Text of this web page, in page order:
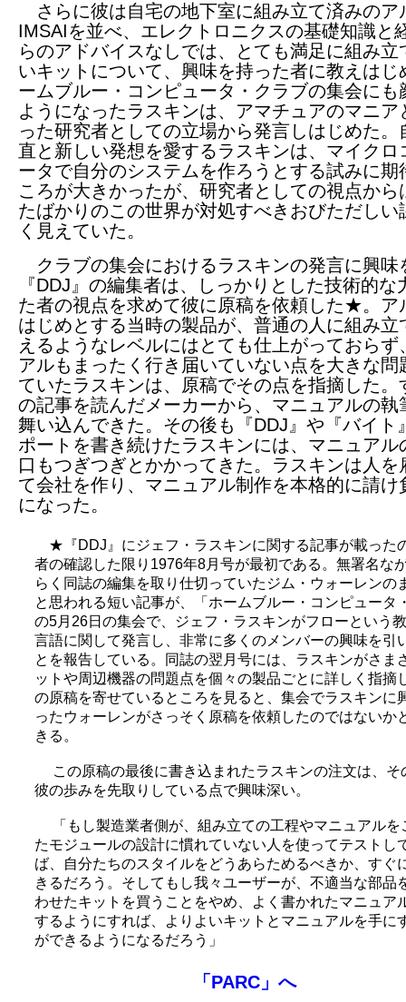
さらに彼は自宅の地下室に組み立て済みのア
IMSAIを並べ、エレクトロニクスの基礎知識と
らのアドバイスなしでは、とても満足に組み立
いキットについて、興味を持った者に教えはじ
ームブルー・コンピュータ・クラブの集会にも
ようになったラスキンは、アマチュアのマニア
った研究者としての立場から発言しはじめた。
直と新しい発想を愛するラスキンは、マイクロ
ータで自分のシステムを作ろうとする試みに期
ころが大きかったが、研究者としての視点から
たばかりのこの世界が対処すべきおびただしい
く見えていた。
クラブの集会におけるラスキンの発言に興味
『DDJ』の編集者は、しっかりとした技術的な
た者の視点を求めて彼に原稿を依頼した★。ア
はじめとする当時の製品が、普通の人に組み立
えるようなレベルにはとても仕上がっておらず
アルもまったく行き届いていない点を大きな問
ていたラスキンは、原稿でその点を指摘した。
の記事を読んだメーカーから、マニュアルの執
舞い込んできた。その後も『DDJ』や『バイト
ポートを書き続けたラスキンには、マニュアル
口もつぎつぎとかかってきた。ラスキンは人を
て会社を作り、マニュアル制作を本格的に請け
になった。
★『DDJ』にジェフ・ラスキンに関する記事が載った
者の確認した限り1976年8月号が最初である。無署名な
らく同誌の編集を取り仕切っていたジム・ウォーレンの
と思われる短い記事が、「ホームブルー・コンピュータ
の5月26日の集会で、ジェフ・ラスキンがフローという
言語に関して発言し、非常に多くのメンバーの興味を引
とを報告している。同誌の翌月号には、ラスキンがさま
ットや周辺機器の問題点を個々の製品ごとに詳しく指摘
の原稿を寄せているところを見ると、集会でラスキンに
ったウォーレンがさっそく原稿を依頼したのではないか
きる。
この原稿の最後に書き込まれたラスキンの注文は、そ
彼の歩みを先取りしている点で興味深い。
「もし製造業者側が、組み立ての工程やマニュアルを
たモジュールの設計に慣れていない人を使ってテストし
ば、自分たちのスタイルをどうあらためるべきか、すぐ
きるだろう。そしてもし我々ユーザーが、不適当な部品
わせたキットを買うことをやめ、よく書かれたマニュア
するようにすれば、よりよいキットとマニュアルを手に
ができるようになるだろう」
「PARC」へ